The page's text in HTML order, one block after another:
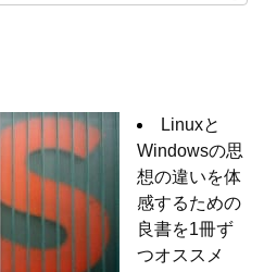
Linuxと
Windowsの思
想の違いを体
感するための
良書を1冊ず
つオススメ